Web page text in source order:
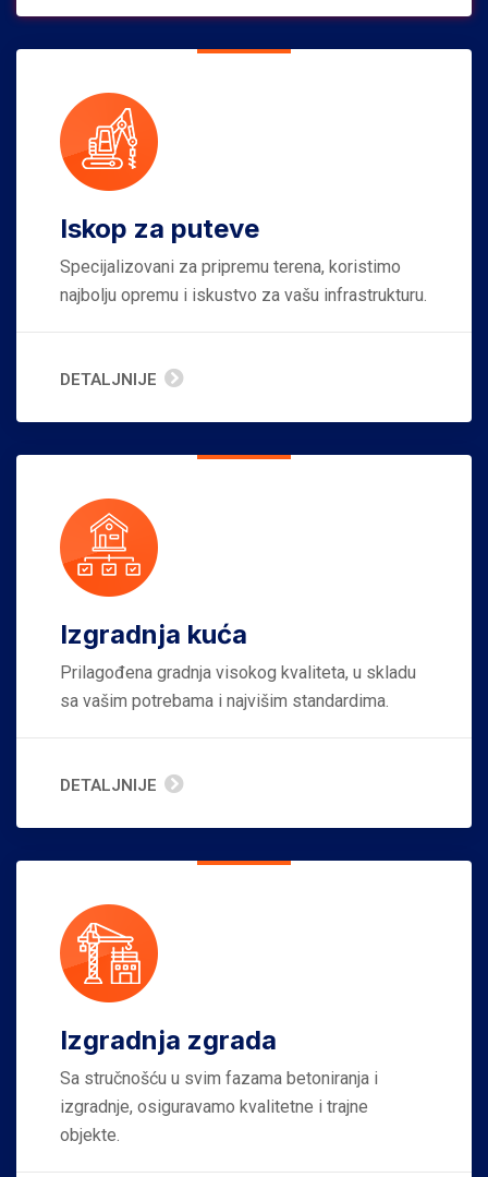
Iskop za puteve
Specijalizovani za pripremu terena, koristimo
najbolju opremu i iskustvo za vašu infrastrukturu.
DETALJNIJE
Izgradnja kuća
Prilagođena gradnja visokog kvaliteta, u skladu
sa vašim potrebama i najvišim standardima.
DETALJNIJE
Izgradnja zgrada
Sa stručnošću u svim fazama betoniranja i
izgradnje, osiguravamo kvalitetne i trajne
objekte.